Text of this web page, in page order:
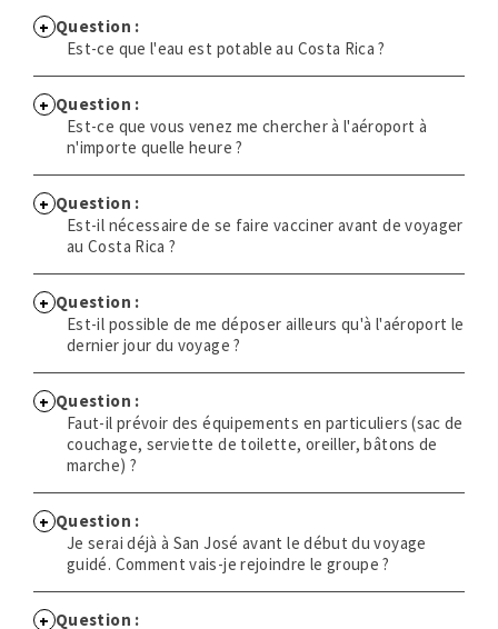
Question :
Est-ce que l'eau est potable au Costa Rica ?
Question :
Est-ce que vous venez me chercher à l'aéroport à
n'importe quelle heure ?
Question :
Est-il nécessaire de se faire vacciner avant de voyager
au Costa Rica ?
Question :
Est-il possible de me déposer ailleurs qu'à l'aéroport le
dernier jour du voyage ?
Question :
Faut-il prévoir des équipements en particuliers (sac de
couchage, serviette de toilette, oreiller, bâtons de
marche) ?
Question :
Je serai déjà à San José avant le début du voyage
guidé. Comment vais-je rejoindre le groupe ?
Question :